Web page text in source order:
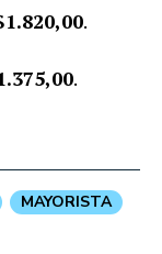
.
.375,00.
MAYORISTA